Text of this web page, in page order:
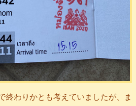
終わりかとも考えていましたが、ま